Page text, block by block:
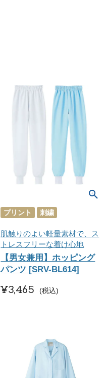
プリント 刺繍
肌触りのよい軽量素材で、ス
トレスフリーな着け心地
【男女兼用】ホッピング
パンツ [SRV-BL614]
¥3,465 税込